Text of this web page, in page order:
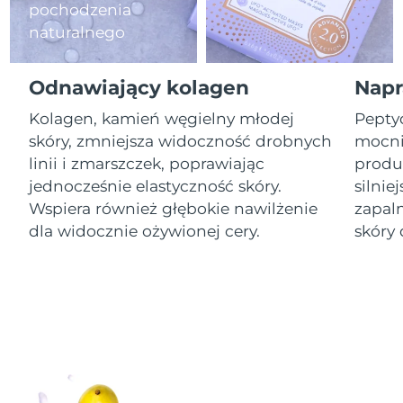
pochodzenia
naturalnego
Odnawiający kolagen
Kolagen, kamień węgielny młodej
skóry, zmniejsza widoczność drobnych
linii i zmarszczek, poprawiając
jednocześnie elastyczność skóry.
Wspiera również głębokie nawilżenie
dla widocznie ożywionej cery.
skóry
Izrael
Oczekiwany czas dostawy
8/14/26
Włochy
Oczekiwany czas dostawy
Japonia
Oczekiwany czas dostawy
Jersey
Oczekiwany czas dostawy
8/15/26